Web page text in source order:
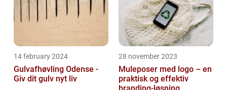
14 february 2024
Gulvafhøvling Odense -
Giv dit gulv nyt liv
28 november 2023
Muleposer med logo – en
praktisk og effektiv